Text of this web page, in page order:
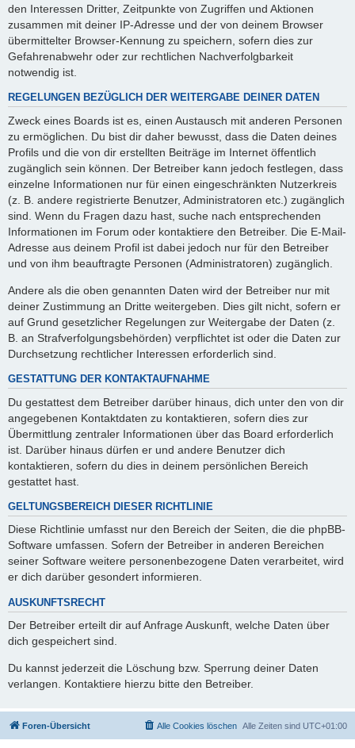
den Interessen Dritter, Zeitpunkte von Zugriffen und Aktionen
zusammen mit deiner IP-Adresse und der von deinem Browser
übermittelter Browser-Kennung zu speichern, sofern dies zur
Gefahrenabwehr oder zur rechtlichen Nachverfolgbarkeit
notwendig ist.
REGELUNGEN BEZÜGLICH DER WEITERGABE DEINER DATEN
Zweck eines Boards ist es, einen Austausch mit anderen Personen
zu ermöglichen. Du bist dir daher bewusst, dass die Daten deines
Profils und die von dir erstellten Beiträge im Internet öffentlich
zugänglich sein können. Der Betreiber kann jedoch festlegen, dass
einzelne Informationen nur für einen eingeschränkten Nutzerkreis
(z. B. andere registrierte Benutzer, Administratoren etc.) zugänglich
sind. Wenn du Fragen dazu hast, suche nach entsprechenden
Informationen im Forum oder kontaktiere den Betreiber. Die E-Mail-
Adresse aus deinem Profil ist dabei jedoch nur für den Betreiber
und von ihm beauftragte Personen (Administratoren) zugänglich.
Andere als die oben genannten Daten wird der Betreiber nur mit
deiner Zustimmung an Dritte weitergeben. Dies gilt nicht, sofern er
auf Grund gesetzlicher Regelungen zur Weitergabe der Daten (z.
B. an Strafverfolgungsbehörden) verpflichtet ist oder die Daten zur
Durchsetzung rechtlicher Interessen erforderlich sind.
GESTATTUNG DER KONTAKTAUFNAHME
Du gestattest dem Betreiber darüber hinaus, dich unter den von dir
angegebenen Kontaktdaten zu kontaktieren, sofern dies zur
Übermittlung zentraler Informationen über das Board erforderlich
ist. Darüber hinaus dürfen er und andere Benutzer dich
kontaktieren, sofern du dies in deinem persönlichen Bereich
gestattet hast.
GELTUNGSBEREICH DIESER RICHTLINIE
Diese Richtlinie umfasst nur den Bereich der Seiten, die die phpBB-
Software umfassen. Sofern der Betreiber in anderen Bereichen
seiner Software weitere personenbezogene Daten verarbeitet, wird
er dich darüber gesondert informieren.
AUSKUNFTSRECHT
Der Betreiber erteilt dir auf Anfrage Auskunft, welche Daten über
dich gespeichert sind.
Du kannst jederzeit die Löschung bzw. Sperrung deiner Daten
verlangen. Kontaktiere hierzu bitte den Betreiber.
Foren-Übersicht Alle Zeiten sind UTC+01:00
Alle Cookies löschen